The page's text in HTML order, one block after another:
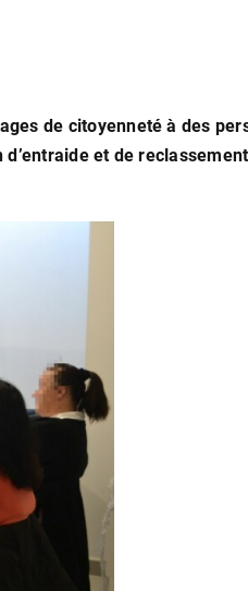
de citoyenneté à des
et de